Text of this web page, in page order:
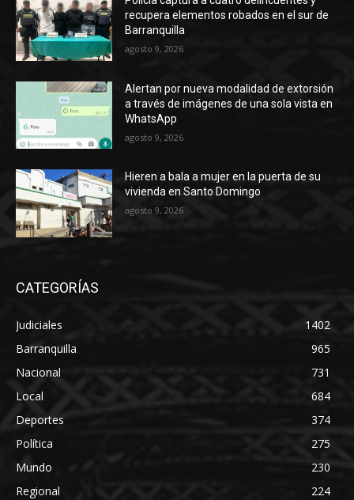
recupera elementos robados en el sur de
Barranquilla
agosto 9, 2026
Alertan por nueva modalidad de extorsión
a través de imágenes de una sola vista en
WhatsApp
agosto 9, 2026
Hieren a bala a mujer en la puerta de su
vivienda en Santo Domingo
agosto 9, 2026
CATEGORÍAS
Judiciales
1402
Barranquilla
965
Nacional
731
Local
684
Deportes
374
Política
275
Mundo
230
Regional
224